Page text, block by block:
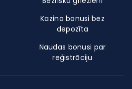
Kazino bonusi bez
depozīta
Naudas bonusi par
reģistrāciju